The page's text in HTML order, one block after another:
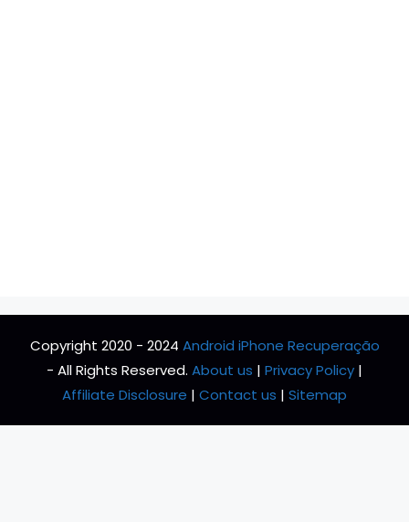
Copyright 2020 - 2024 Android iPhone Recuperação
- All Rights Reserved. About us | Privacy Policy |
Affiliate Disclosure | Contact us | Sitemap